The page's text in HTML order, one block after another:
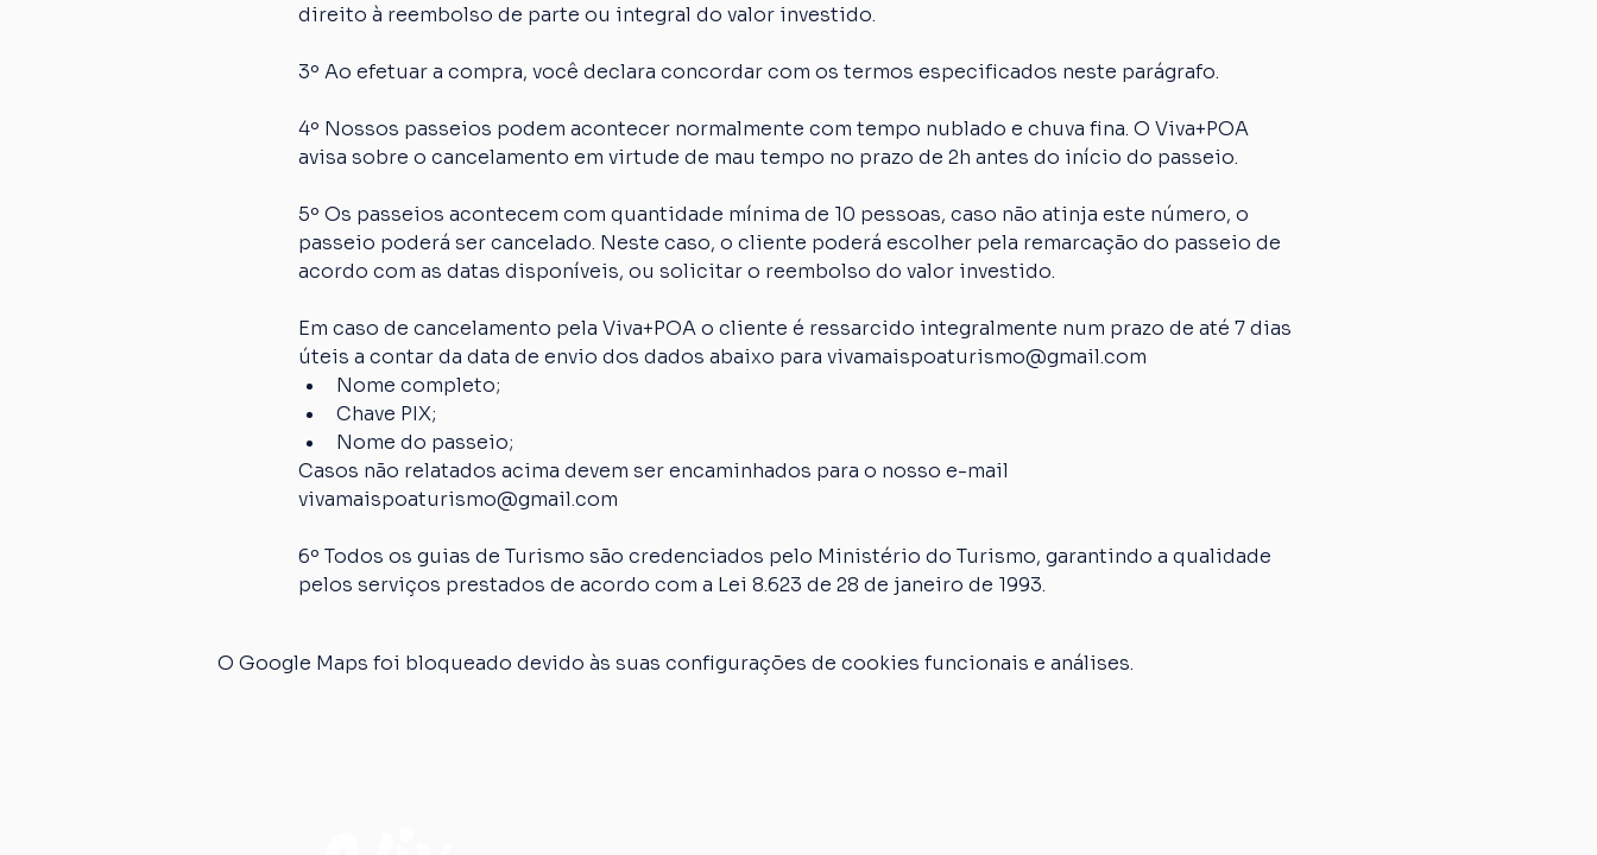
direito à reembolso de parte ou integral do valor investido.
3º Ao efetuar a compra, você declara concordar com os termos especificados neste parágrafo.
4º Nossos passeios podem acontecer normalmente com tempo nublado e chuva fina. O Viva+POA
avisa sobre o cancelamento em virtude de mau tempo no prazo de 2h antes do início do passeio.
5º Os passeios acontecem com quantidade mínima de 10 pessoas, caso não atinja este número, o
passeio poderá ser cancelado. Neste caso, o cliente poderá escolher pela remarcação do passeio de
acordo com as datas disponíveis, ou solicitar o reembolso do valor investido.
Em caso de cancelamento pela Viva+POA o cliente é ressarcido integralmente num prazo de até 7 dias
úteis a contar da data de envio dos dados abaixo para vivamaispoaturismo@gmail.com
Nome completo;
Chave PIX;
Nome do passeio;
Casos não relatados acima devem ser encaminhados para o nosso e-mail
vivamaispoaturismo@gmail.com
6º Todos os guias de Turismo são credenciados pelo Ministério do Turismo, garantindo a qualidade
pelos serviços prestados de acordo com a Lei 8.623 de 28 de janeiro de 1993.
O Google Maps foi bloqueado devido às suas configurações de cookies funcionais e análises.